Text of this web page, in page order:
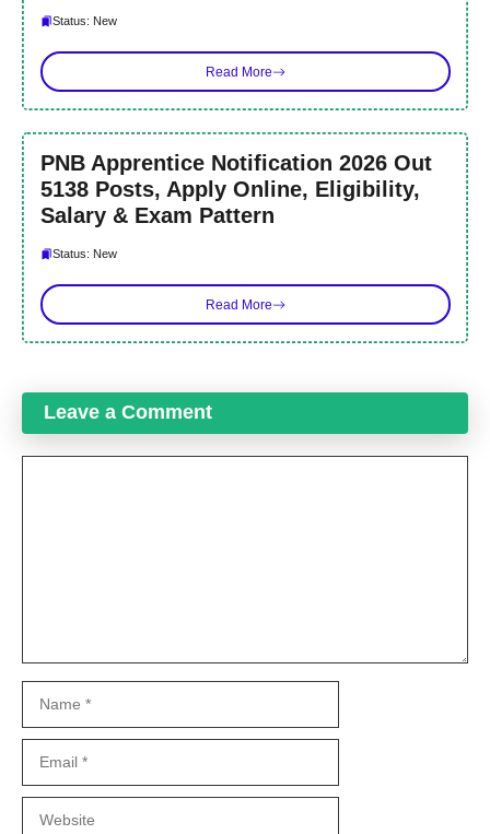
Status: New
Read More
PNB Apprentice Notification 2026 Out
5138 Posts, Apply Online, Eligibility,
Salary & Exam Pattern
Status: New
Read More
Leave a Comment